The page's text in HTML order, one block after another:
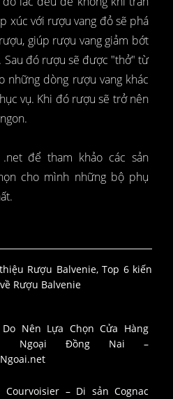
xúc với rượu vang đỏ sẽ phá
giúp rượu vang giảm bớt
Sau đó rượu sẽ được "thở" từ
những dòng rượu vang khác
vụ. Khi đó rượu sẽ trở nên
để tham khảo các sản
cho mình những bộ phụ
Rượu Balvenie, Top 6 kiến
Rượu Balvenie
Nên Lựa Chọn Cửa Hàng
Ngoại Đồng Nai –
Courvoisier – Di sản Cognac